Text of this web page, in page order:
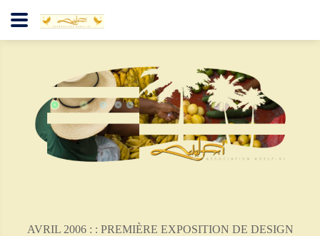
AVRIL 2006 : : PREMIÈRE EXPOSITION DE DESIGN